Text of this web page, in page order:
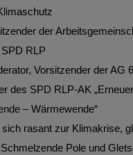
der
RLP
Vorsitzender der AG
des SPD RLP-AK
– Wärmewende“
rasant zur Klimakrise,
Pole und